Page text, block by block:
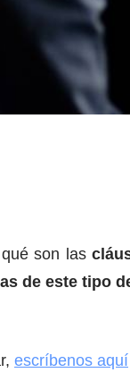
son las
de este tipo
escríbenos aquí